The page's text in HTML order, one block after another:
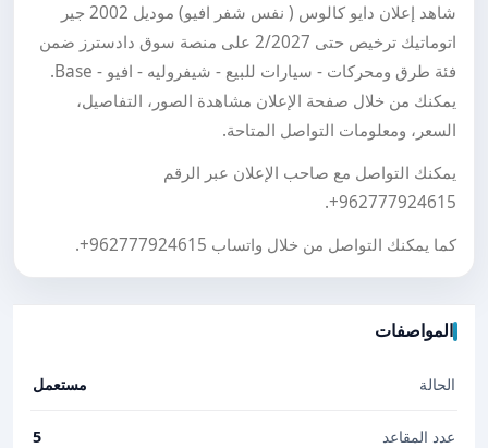
شاهد إعلان دايو كالوس ( نفس شفر افيو) موديل 2002 جير
اتوماتيك ترخيص حتى 2/2027 على منصة سوق دادسترز ضمن
فئة طرق ومحركات - سيارات للبيع - شيفروليه - افيو - Base.
يمكنك من خلال صفحة الإعلان مشاهدة الصور، التفاصيل،
السعر، ومعلومات التواصل المتاحة.
يمكنك التواصل مع صاحب الإعلان عبر الرقم
+962777924615
.
كما يمكنك التواصل من خلال واتساب +962777924615
.
المواصفات
الحالة مستعمل
عدد المقاعد 5